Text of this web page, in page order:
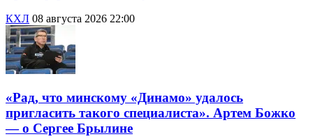
КХЛ 08 августа 2026 22:00
«Рад, что минскому «Динамо» удалось
пригласить такого специалиста». Артем Божко
— о Сергее Брылине